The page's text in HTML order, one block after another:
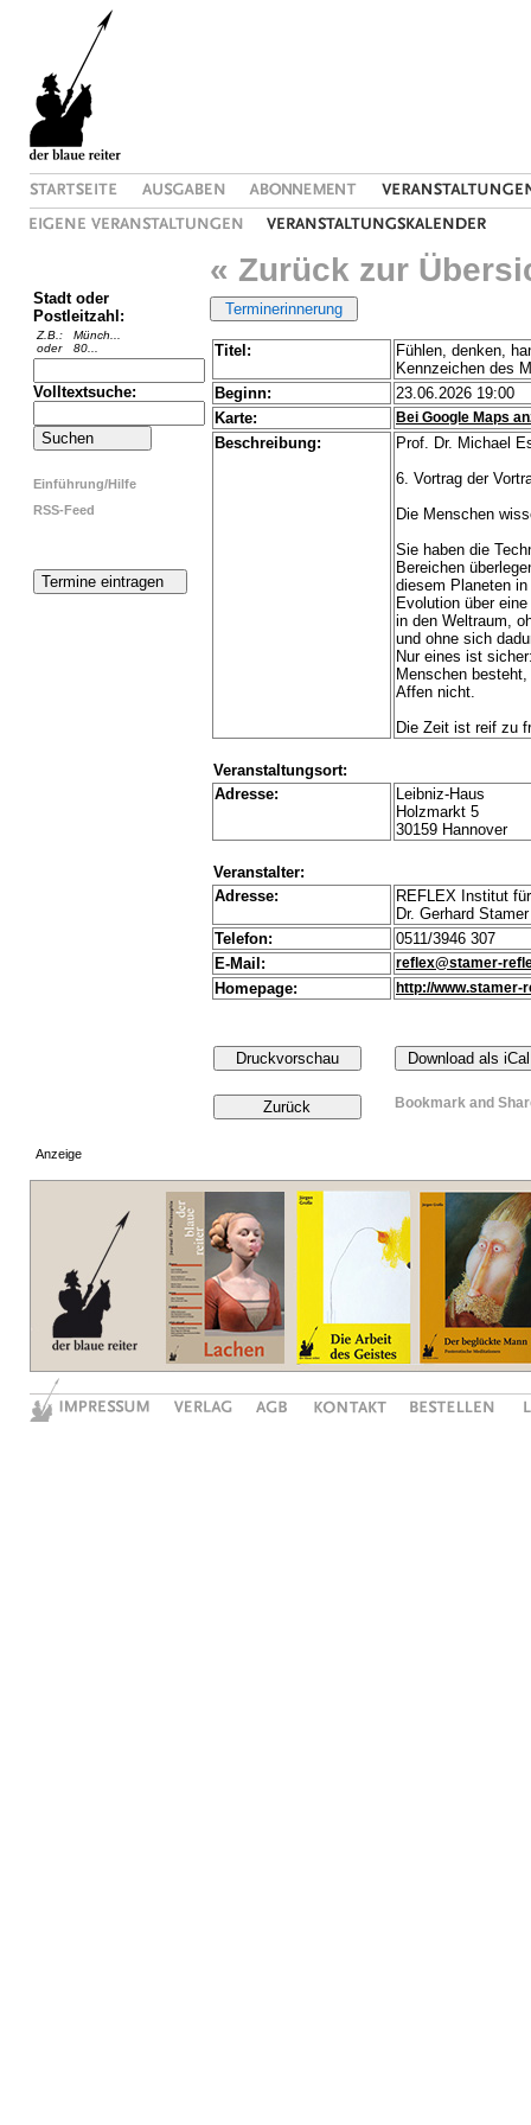
Stadt oder
Postleitzahl:
Z.B.:
oder
Münch...
80...
Volltextsuche:
Einführung/Hilfe
RSS-Feed
« Zurück zur
Titel:
Fühlen, denken,
Kennzeichen des
Beginn:
23.06.2026 19:00
Karte:
Bei Google Maps
Beschreibung:
Prof. Dr. Michael
6. Vortrag der
Die Menschen
Sie haben die
Bereichen
diesem Planeten
Evolution über
in den Weltraum,
und ohne sich
Nur eines ist
Menschen
Affen nicht.
Die Zeit ist reif zu
Veranstaltungsort:
Adresse:
Leibniz-Haus
Holzmarkt 5
30159 Hannover
Veranstalter:
Adresse:
REFLEX Institut
Dr. Gerhard Stamer
Telefon:
0511/3946 307
E-Mail:
reflex@stamer-
Homepage: http://www.stamer-
Anzeige